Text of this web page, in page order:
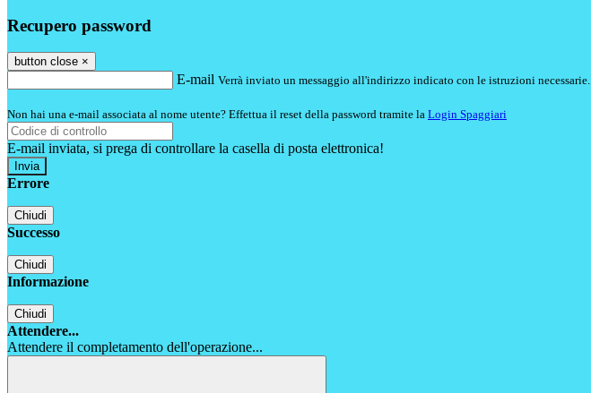
Recupero password
button close ×
E-mail Verrà inviato un messaggio all'indirizzo indicato con le istruzioni necessarie.
Non hai una e-mail associata al nome utente? Effettua il reset della password tramite la Login Spaggiari
E-mail inviata, si prega di controllare la casella di posta elettronica!
Errore
Chiudi
Successo
Chiudi
Informazione
Chiudi
Attendere...
Attendere il completamento dell'operazione...